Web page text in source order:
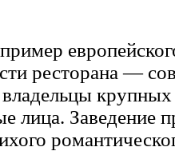
ресторана —
лица. Заведение